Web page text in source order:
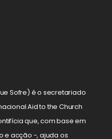
Sofre) é o secretariado
Aid to the Church
que, com base em
e acção -, ajuda os